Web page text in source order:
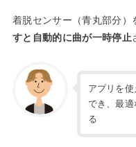
着脱センサー（青丸部分）
すと自動的に曲が一時停止
アプリを
でき、最
る